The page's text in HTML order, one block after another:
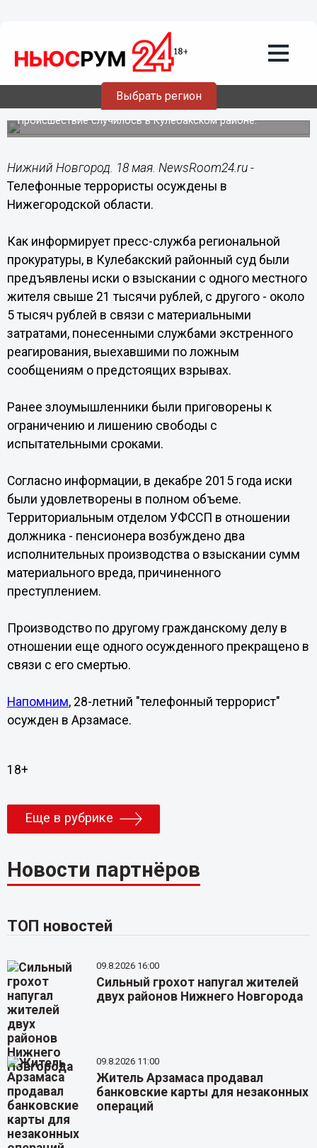
Выбрать регион
18.05.201610:22
Телефонные террористы осуждены в
Нижегородской области
Происшествие случилось в Кулебакском районе.
Нижний Новгород. 18 мая. NewsRoom24.ru -
Телефонные террористы осуждены в
Нижегородской области.
Как информирует пресс-служба региональной
прокуратуры, в Кулебакский районный суд были
предъявлены иски о взыскании с одного местного
жителя свыше 21 тысячи рублей, с другого - около
5 тысяч рублей в связи с материальными
затратами, понесенными службами экстренного
реагирования, выехавшими по ложным
сообщениям о предстоящих взрывах.
Ранее злоумышленники были приговорены к
ограничению и лишению свободы с
испытательными сроками.
Согласно информации, в декабре 2015 года иски
были удовлетворены в полном объеме.
Территориальным отделом УФССП в отношении
должника - пенсионера возбуждено два
исполнительных производства о взыскании сумм
материального вреда, причиненного
преступлением.
Производство по другому гражданскому делу в
отношении еще одного осужденного прекращено в
связи с его смертью.
Напомним, 28-летний "телефонный террорист"
осужден в Арзамасе.
18+
Еще в рубрике
Новости партнёров
ТОП новостей
09.8.2026 16:00
Сильный грохот напугал жителей
двух районов Нижнего Новгорода
09.8.2026 11:00
Житель Арзамаса продавал
банковские карты для незаконных
операций